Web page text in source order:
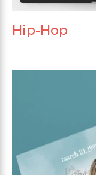
Hip-Hop